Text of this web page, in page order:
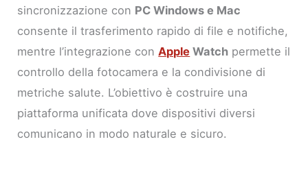
sincronizzazione con PC Windows e Mac
consente il trasferimento rapido di file e notifiche,
mentre l’integrazione conApple Watch permette il
controllo della fotocamera e la condivisione di
metriche salute. L’obiettivo è costruire una
piattaforma unificata dove dispositivi diversi
comunicano in modo naturale e sicuro.